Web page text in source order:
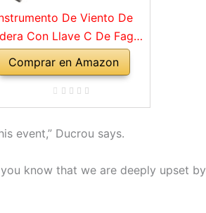
De Viento De
Con Llave C De Fagot
Madera Con Accesorios De
Estuche, Instrumentos
Musicales De Banda Y
De Viento Madera
Comprar en Amazon
event,” Ducrou says.
know that we are deeply upset